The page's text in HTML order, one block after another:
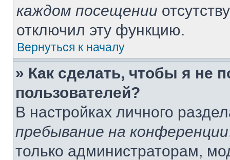
каждом посещении
отключил эту функцию.
Вернуться к началу
» Как сделать, чтобы я не
пользователей?
В настройках личного
пребывание на конференции
только администраторам,